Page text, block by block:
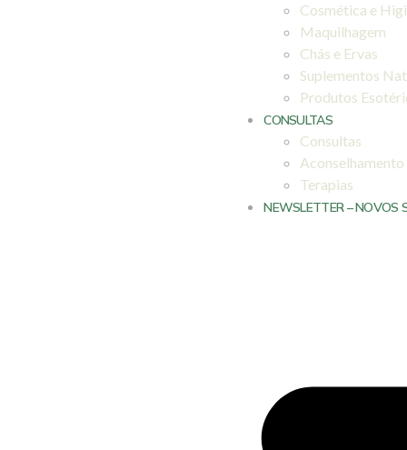
Cosmética e
Maquilhagem
Chás e Ervas
Suplementos
Produtos
CONSULTAS
Consultas
Terapias
NEWSLETTER – NOVOS